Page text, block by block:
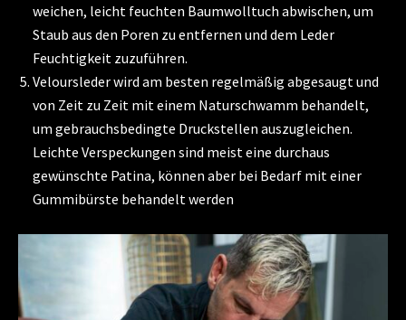
weichen, leicht feuchten Baumwolltuch abwischen, um
Staub aus den Poren zu entfernen und dem Leder
Feuchtigkeit zuzuführen.
Veloursleder wird am besten regelmäßig abgesaugt und
von Zeit zu Zeit mit einem Naturschwamm behandelt,
um gebrauchsbedingte Druckstellen auszugleichen.
Leichte Verspeckungen sind meist eine durchaus
gewünschte Patina, können aber bei Bedarf mit einer
Gummibürste behandelt werden